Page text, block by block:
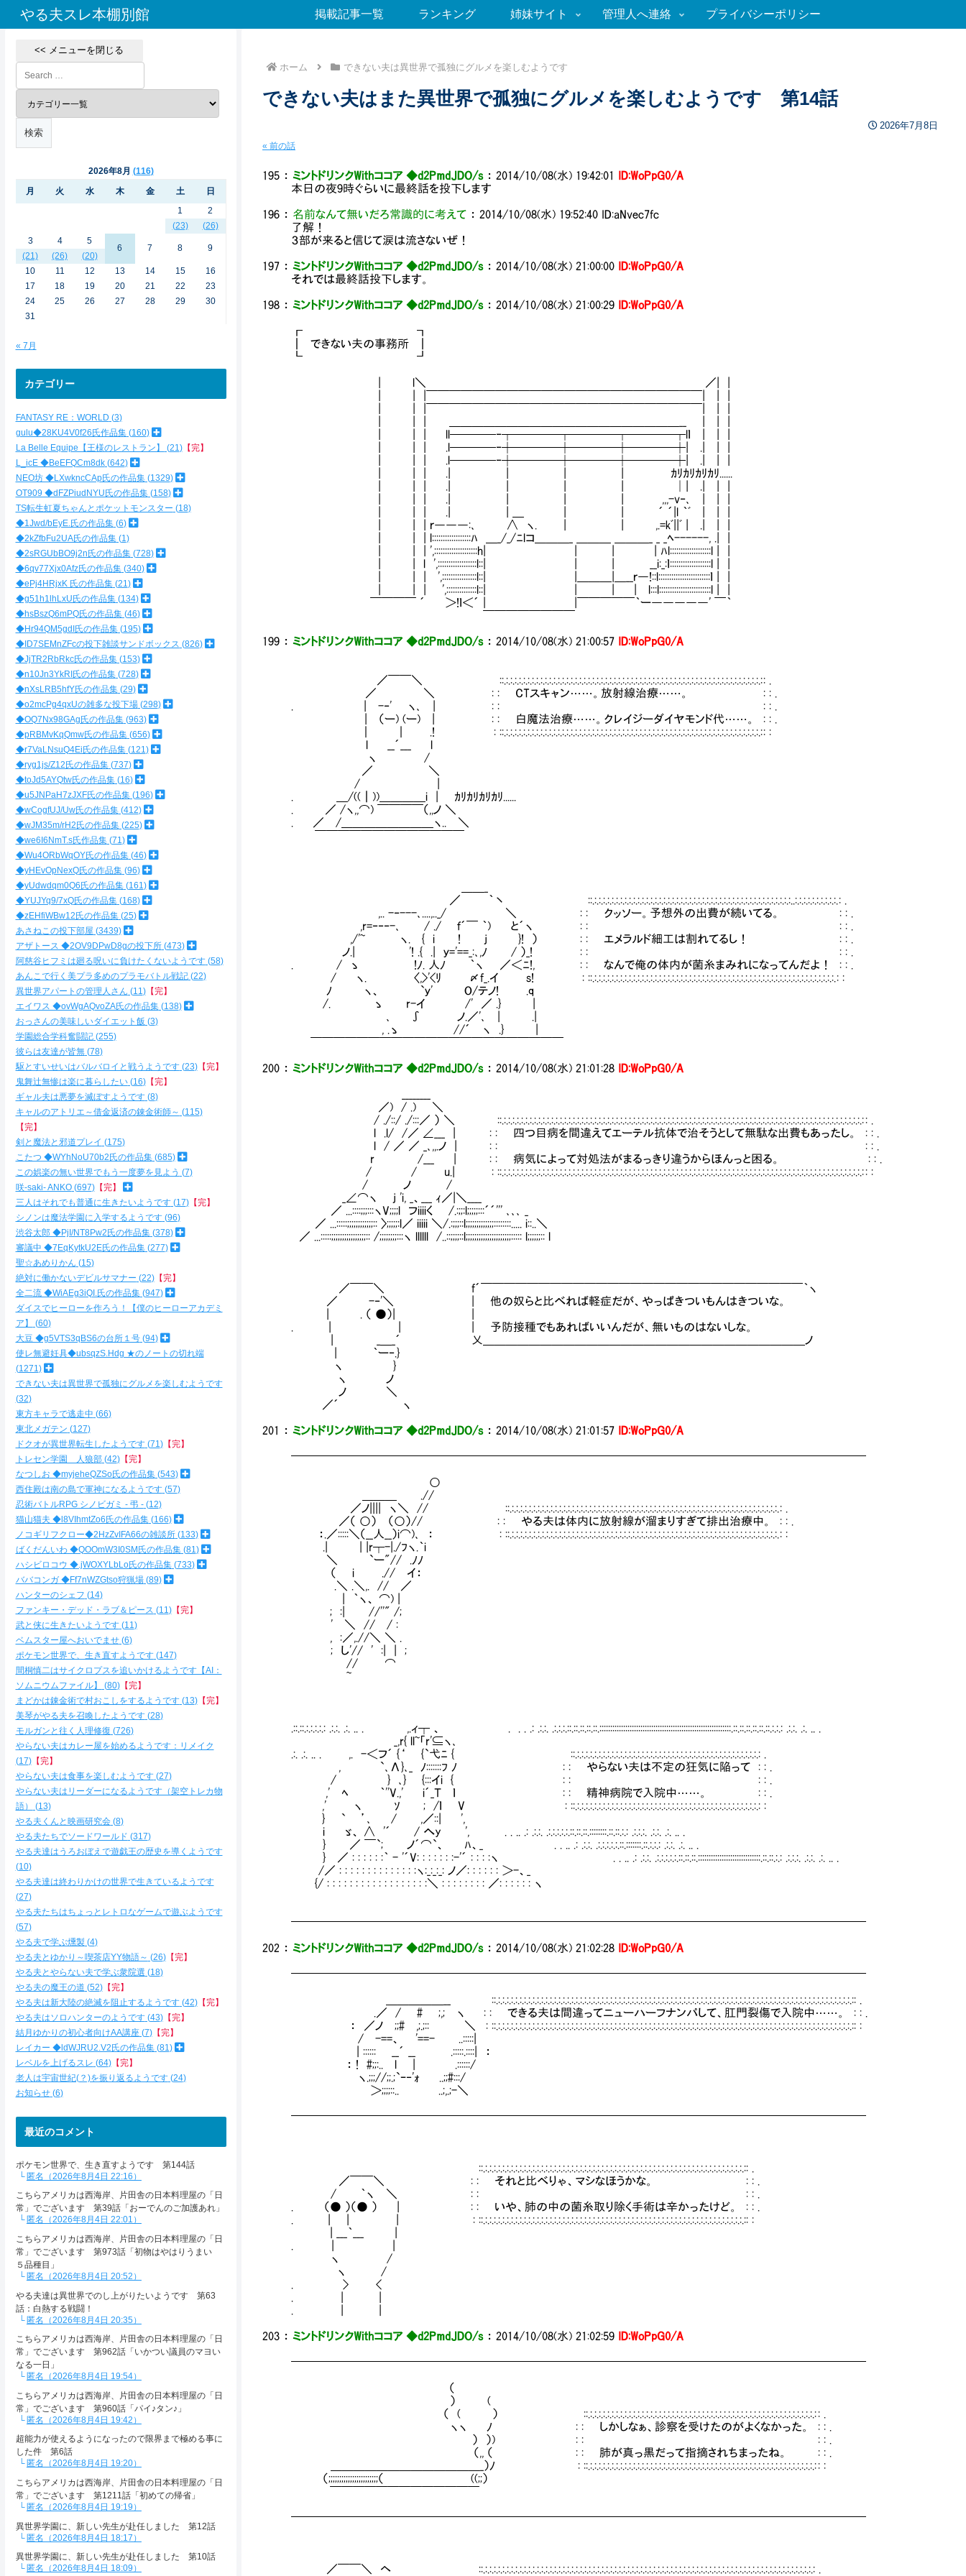
やる夫スレ本棚別館 掲載記事一覧 ランキング 姉妹サイト 管理人へ連絡 プライバシーポリシー
ホーム できない夫は異世界で孤独にグルメを楽しむようです
できない夫はまた異世界で孤独にグルメを楽しむようです 第14話
2026年7月8日
« 前の話
195 ： ミントドリンクWithココア ◆d2PmdJDO/s： 2014/10/08(水) 19:42:01
ID:WoPpG0/A
本日の夜9時ぐらいに最終話を投下します
196 ： 名前なんて無いだろ常識的に考えて ： 2014/10/08(水) 19:52:40 ID:aNvec7fc
了解！
３部が来ると信じて涙は流さないぜ！
197 ： ミントドリンクWithココア ◆d2PmdJDO/s： 2014/10/08(水) 21:00:00
ID:WoPpG0/A
それでは最終話投下します。
198 ： ミントドリンクWithココア ◆d2PmdJDO/s： 2014/10/08(水) 21:00:29 ID:WoPpG0/A
┏ ┓
┃ できない夫の事務所 ┃
┗ ┛
| l＼ ／| |
| | | ll────‐┬────┬────┬────┬lｌ | | |
| | | .l────‐┼────┼────┼────┼| .| | |
| | | .l────‐┼────┼────┼────┼| .| | |
| | | .| | | | ｶﾘｶﾘｶﾘｶﾘ......
| | | .| | | | ,,,-v‐､ | | |
| | | .| | ＿ | | ´ ´|l ｀ﾞ | | |
| | | ｒ―――:､ ∧ ヽ. | | ,.=kﾞ||ﾞ | .| | |
| | | l::::::::::::::::::ﾊ ＿_/_/ﾆlコ＿＿＿_ ＿＿＿ ＿＿＿_ _ _ﾍ------, .| |
| | | ',::::::::::::::::::::h| | | | ﾊl:::::::::::::::::::l | |
| | l ',::::::::::::::::::l::| | | __i:_:ｌ:::::::::::::::::::l | |
| | | ',::::::::::::::::l::| |＿＿＿|＿__ｒ―!::l::::::::::::::::::::::::ｌ | |
| | | ',::::::::::::::l::| | | | l:::l::::::::::::::::::::::::l | |
￣￣￣￣ ´ ＞!ｌ＜´ | |￣￣￣￣￣｀ー―――――' ￣｀
199 ： ミントドリンクWithココア ◆d2PmdJDO/s： 2014/10/08(水) 21:00:57 ID:WoPpG0/A
／￣￣＼ ::.:.:.:.:.:.:.:.:.:.:.:.:.:.:.:.:.:.:.:.:.:.:.:.:.:.:.:.:.:.:.:.:.:.:.:.:.:.:.:.:.:.:.:.:.:.:.:.:.:.:.:.:.:.:.:.:.:.:.:.: : .
／ ＼ : : CTスキャン……。放射線治療……。 : : .
. | -‐' ヽ､ | : : : : .
| （ー) (ー) | : : 白魔法治療……。クレイジーダイヤモンド代……。 : : .
｜ ｜ .! : ::.:.:.:.:.:.:.:.:.:.:.:.:.:.:.:.:.:.:.:.:.:.:.:.:.:.:.:.:.:.:.:.:.:.:.:.:.:.:.:.:.:.:.:.:.:.:.:.:.:.:.:.:.:.:.:.:.:.:.:.: : :
l __´___ l
ヽ /
／ ＼
/ |
. ＿/((┃))＿＿＿＿i | ｶﾘｶﾘｶﾘｶﾘ......
. ／ /ヽ,,⌒) ￣￣￣￣（,,ノ ＼
. ／ /＿＿＿＿＿＿＿＿ヽ.. ＼
／ ｀丶 ::.:.:.:.:.:.:.:.:.:.:.:.:.:.:.:.:.:.:.:.:.:.:.:.:.:.:.:.:.:.:.:.:.:.:.:.:.:.:.:.:.:.:.:.:.:.:..:.:.:.:.:.:.:.:.:.:. : .
,.. -‐---､....,.._/ ＼ : : クッソー。予想外の出費が続いてる。 : : .
,r=‐‐‐-､ / ./ ｆ´￣ ｀) と´ヽ : : : : .
,/'~ ヽ. { i ! j }! ） : : エメラルド細工は割れてるし！ : : .
ノ.| '! .{ .| ｙ='==_:､,ﾉ / ）_! : : : : .
. / ゝ !ﾉ. 人ﾉ ｀ヽ ／＜ﾆ!, : : なんで俺の体内が菌糸まみれになってんだよ！ : : .
/ ヽ. 〈,>'<ﾘ 〆f_.イ s! : ::.:.:.:.:.:.:.:.:.:.:.:.:.:.:.:.:.:.:.:.:.:.:.:.:.:.:.:.:.:.:.:.:.:.:.:.:.:.:.:.:.:.:.:.:.:.:.:.:.:.:.:.:.:.:.:.:. : :
ﾉ ヽ、 `ｙ' O/テノ! .q
/. ゝ r-イ /' ／ .} |
､ ∫ ノ.／'､ | .|
, .ゝ //´ ヽ .} |
200 ： ミントドリンクWithココア ◆d2PmdJDO/s： 2014/10/08(水) 21:01:28 ID:WoPpG0/A
／) / .) ＼
/ ./::/ ./:::／ ） ＼ ::.:.:.:.:.:.:.:.:.:.:.:.:.:.:.:.:.:.:.:.:.:.:.:.:.:.:.:.:.:.:.:.:.:.:.:.:.:.:.:.:.:.:.:.:.:.:.:.:.:.:.:.:.:.:.:.:.:.:.:.:.:.:.:.:.:.:.:.:.:.:.:.:.:.:.:.:.:.:.:.:.:.:.:.: : .
l .l/ /／ ∠___ | : : 四つ目病を間違えてエーテル抗体で治そうとして無駄な出費もあったし。 : : .
l / ／ ／ _､,,.ノ | : : : : .
r /___ | : : 病気によって対処法がまるっきり違うからほんっと困る。 : : .
/ / u.| : ::.:.:.:.:.:.:.:.:.:.:.:.:.:.:.:.:.:.:.:.:.:.:.:.:.:.:.:.:.:.:.:.:.:.:.:.:.:.:.:.:.:.:.:.:.:.:.:.:.:.:.:.:.:.:.:.:.:.:.:.:.:.:.:.:.:.:.:.:.:.:.:.:.:.:.:.:.:.:.:.:.:.:.:.: : :
/ ノ /
_∠⌒ヽ j 'i, _、___ ｨ／|＼____
／ ...::::;;;:::ヽV;;;;l フiiiiく /.:;;:l;;;;;:::´´''' ､､､ _
／ ...:::::;;;;;;;;;;;;:: 〉;;;;;:l／ iiiii ＼/.:;;;::l;;;;;;;;;;;;;::::::::..... i::..＼
／ ...:::::;;;;;;;;;;;;;;;;:: /;;;;;;;;:::ヽ llllll /..::;;;;::l;;;;;;;;;;;;;;;;;;;;;::::: l;;;;;;:: l
／￣￣＼ f´￣￣￣￣￣￣￣￣￣￣￣￣￣￣￣￣￣￣￣￣￣￣￣￣￣￣￣￣｀ヽ
／ -‐'＼ | 他の奴らと比べれば軽症だが、やっぱきついもんはきついな。
| . （ ●）| |
. | | | 予防接種でもあればいいんだが、無いものはないしな。
| _＿_´ 乂＿＿＿＿＿＿＿＿＿＿＿＿＿＿＿＿＿＿＿＿＿＿＿＿＿＿＿＿ノ
| ｀ー‐.}
ヽ }
ヽ ノ
ノ ＼
／´ ヽ
201 ： ミントドリンクWithココア ◆d2PmdJDO/s： 2014/10/08(水) 21:01:57 ID:WoPpG0/A
━━━━━━━━━━━━━━━━━━━━━━━━━━━━━━━━━━━━━━━━━━━━━━━━━━
○
＿＿＿ .//
／ノ|||| ヽ＼ // ::.:.:.:.:.:.:.:.:.:.:.:.:.:.:.:.:.:.:.:.:.:.:.:.:.:.:.:.:.:.:.:.:.:.:.:.:.:.:.:.:.:.:.:.:.:.:.:.:.:.:.:.:.:.:.:.:.:.:.:.:.:.:. : .
／（ ○） （○）// : : やる夫は体内に放射線が溜まりすぎて排出治療中。 : : .
：.／:::::＼（__人__）i⌒)､ ： : ::.:.:.:.:.:.:.:.:.:.:.:.:.:.:.:.:.:.:.:.:.:.:.:.:.:.:.:.:.:.:.:.:.:.:.:.:.:.:.:.:.:.:.:.:.:.:.:.:.:.:.:.:.:.:.:.:.:.:.:.:.:.:. : :
.| | |r┬-|./ﾌヽ.｀i
＼ `ー"// .ﾉﾉ
（ i .// イ：
.＼ .＼,. // ／
| ｀ヽ、 ⌒) |
; :| //''" /;
' ＼ // / :
, :／,.//＼ ＼ .
; し'// ' :| | ;
// ⌒
~
.::.::.:.:.:.:.: .:.:. .:. .. . ,.ィ┬ 、 . . . .: .:.:. .:.:.:.::.::.::.::.::.:::::::::::::::::::::::::::::::::::::::::::::::::::::::::::::.::.::.::.::.::.::.:.:.: .:.:. .:. .. .
_,r{ ll~「r'⊆ヽ､
.:. .:. .. . ,. -＜フ´ {‘ {`弋ﾆ { ::.:.:.:.:.:.:.:.:.:.:.:.:.:.:.:.:.:.:.:.:.:.:.:.:.:.:.:.:.:.:.:.:.:.:.:.:.:.:.:.:.:.:.: .
, `､Λ}､_ ﾉ:::::::ﾌ ﾉ : : やらない夫は不定の狂気に陥って : : .
/ } ､} {:::イi { : : : : .
,' ﾍ ｀''V.,' i´_Ｔ ｌ : : 精神病院で入院中……。 : : .
,' ヽ ｿ ; /ｌ V : ::.:.:.:.:.:.:.:.:.:.:.:.:.:.:.:.:.:.:.:.:.:.:.:.:.:.:.:.:.:.:.:.:.:.:.:.:.:.:.:.:.:.:.: :
} ` ’､ / ,／::| ',
i ゞ、 ∧ '´ / へy ', . . .. .: .:.:. .:.:.:.:.:.::.::.::.::::::::.::.::.:.: .:.:.:. .:.:. .:. .. .
} ／ ￣`; ノ´⌒`、 ﾊ、_ . . .. .: .:.:. .:.:.:.:.:.::.:::::::.::.:.:.: .:.:. .:. .. .
} ／ : : : : : :｀ - '´V: : : : : : :-'´ : : : :ヽ . . .. .: .:.:. .:.:.:.:.:.::.::.::.:::::::::::::::::::::::::::::.::.::.:.: .:.:.:. .:.:. .:. .. .
/／ : : : : : : : : : : : : : :ヽ:_:_:_: ノ／: : : : : : ＞-、_
{/ : : : : : : : : : : : : : : : : : :＼ : : : : : : : : ／: : : : : : ヽ
━━━━━━━━━━━━━━━━━━━━━━━━━━━━━━━━━━━━━━━━━━━━━━━━━━
202 ： ミントドリンクWithココア ◆d2PmdJDO/s： 2014/10/08(水) 21:02:28 ID:WoPpG0/A
━━━━━━━━━━━━━━━━━━━━━━━━━━━━━━━━━━━━━━━━━━━━━━━━━━
＿＿＿＿＿__ ::.:.:.:.:.:.:.:.:.:.:.:.:.:.:.:.:.:.:.:.:.:.:.:.:.:.:.:.:.:.:.:.:.:.:.:.:.:.:.:.:.:.:.:.:.:.:.:.:.:.:.:.:.:.:.:.:.:.:.:.:.:.:.:.:.:.:.:.:.:.:.:.:.:.:.:.:.:.:.:.:.:.:.:: .
.／ / # ;,; ヽ : : できる夫は間違ってニューハーフナンパして、肛門裂傷で入院中……。 : : .
： ／ノ ;;# ,;.;:: ＼ : ::.:.:.:.:.:.:.:.:.:.:.:.:.:.:.:.:.:.:.:.:.:.:.:.:.:.:.:.:.:.:.:.:.:.:.:.:.:.:.:.:.:.:.:.:.:.:.:.:.:.:.:.:.:.:.:.:.:.:.:.:.:.:.:.:.:.:.:.:.:.:.:.:.:.:.:.:.:.:.:.:.:.:.:: :
/ -==、 '==- ..:::::|
| :::::: __´ __ .:::::.::::| ：
： ! #;;:.. l | .::::::/
ヽ.;;;//;;.;`ｰ‐'ｫ ..;;#:::/
＞;;;;::.. ..;,.;-＼
━━━━━━━━━━━━━━━━━━━━━━━━━━━━━━━━━━━━━━━━━━━━━━━━━━
::.:.:.:.:.:.:.:.:.:.:.:.:.:.:.:.:.:.:.:.:.:.:.:.:.:.:.:.:.:.:.:.:.:.:.:.:.:.:.:.:.:.:.:.:.:.:.:.:.:.:.:.:.:.:.:.:.:.:.:.:.:: .
／￣￣＼ : : それと比べりゃ、マシなほうかな。 : : .
/ ｀ヽ ＼ : : : : .
. （● ）（● ） | : : いや、肺の中の菌糸取り除く手術は辛かったけど。 : : .
. | | | : ::.:.:.:.:.:.:.:.:.:.:.:.:.:.:.:.:.:.:.:.:.:.:.:.:.:.:.:.:.:.:.:.:.:.:.:.:.:.:.:.:.:.:.:.:.:.:.:.:.:.:.:.:.:.:.:.:.:.:.:.:.:: :
| ___｀___ |
ヽ /
ヽ /
. > <
203 ： ミントドリンクWithココア ◆d2PmdJDO/s： 2014/10/08(水) 21:02:59 ID:WoPpG0/A
━━━━━━━━━━━━━━━━━━━━━━━━━━━━━━━━━━━━━━━━━━━━━━━━━━
（
） (
（ ( ） ::.:.:.:.:.:.:.:.:.:.:.:.:.:.:.:.:.:.:.:.:.:.:.:.:.:.:.:.:.:.:.:.:.:.:.:.:.:.:.:.:.:.:.:.:.:.:.:.:.:.:.:.:.: : .
ヽヽ ﾉ : : しかしなぁ、診察を受けたのがよくなかった。 : : .
） ）) : : : : .
（,, （ : : 肺が真っ黒だって指摘されちまったね。 : : .
＿＿＿＿＿＿＿＿＿＿＿＿＿_）ﾉ : ::.:.:.:.:.:.:.:.:.:.:.:.:.:.:.:.:.:.:.:.:.:.:.:.:.:.:.:.:.:.:.:.:.:.:.:.:.:.:.:.:.:.:.:.:.:.:.:.:.:.:.:.:.: : :
（;;;;;;;;;;;;;;;;;;;;;;;（ ((;;）
━━━━━━━━━━━━━━━━━━━━━━━━━━━━━━━━━━━━━━━━━━━━━━━━━━
／￣￣＼ ヘ ::.:.:.:.:.:.:.:.:.:.:.:.:.:.:.:.:.:.:.:.:.:.:.:.:.:.:.:.:.:.:.:.:.:.:.:.:.:.:.:.:.:.:.:.:.:.:.:.:.:.:.:.:.:.:.:.:.:.:.:.:.:.:.:.:.:.:.:.:.:.:.:.:.:.:.:.:.: .
<< メニューを閉じる
2026年8月
116
月
火 水 木 金 土
日
1
(23)
2
(26)
3
(21)
4
(26)
5
(20)
6 7 8 9
10 11 12 13 14 15
16
17
18 19 20 21 22
23
24
25 26 27 28 29
30
31
« 7月
カテゴリー
FANTASY RE：WORLD 3
gulu◆28KU4V0f26氏作品集 160
La Belle Equipe【王様のレストラン】
21 【完】
L_icE ◆BeEFQCm8dk 642
NEO坊 ◆LXwkncCAp氏の作品集 1329
OT909 ◆dFZPiudNYU氏の作品集 158
TS転生虹夏ちゃんとポケットモンスター 18
◆1Jwd/bEyE.氏の作品集 6
◆2kZfbFu2UA氏の作品集 1
◆2sRGUbBO9j2n氏の作品集 728
◆6qv77Xjx0Afz氏の作品集 340
◆ePj4HRjxK 氏の作品集 21
◆g51h1lhLxU氏の作品集 134
◆hsBszQ6mPQ氏の作品集 46
◆Hr94QM5gdI氏の作品集 195
◆ID7SEMnZFcの投下雑談サンドボックス 826
◆JjTR2RbRkc氏の作品集 153
◆n10Jn3YkRI氏の作品集 728
◆nXsLRB5hfY氏の作品集 29
◆o2mcPg4qxUの雑多な投下場 298
◆OQ7Nx98GAg氏の作品集 963
◆pRBMvKqQmw氏の作品集 656
◆r7VaLNsuQ4Ei氏の作品集 121
◆ryg1js/Z12氏の作品集 737
◆toJd5AYQtw氏の作品集 16
◆u5JNPaH7zJXF氏の作品集 196
◆wCogfUJ/Uw氏の作品集 412
◆wJM35m/rH2氏の作品集 225
◆we6I6NmT.s氏作品集 71
◆Wu4ORbWqOY氏の作品集 46
◆yHEvOpNexQ氏の作品集 96
◆yUdwdqm0Q6氏の作品集 161
◆YUJYq9/7xQ氏の作品集 168
◆zEHfiWBw12氏の作品集 25
あさねこの投下部屋 3439
アザトース ◆2OV9DPwD8gの投下所 473
阿慈谷ヒフミは廻る呪いに負けたくないようです 58
あんこで行く美プラ多めのプラモバトル戦記 22
異世界アパートの管理人さん 11 【完】
エイワス ◆ovWgAQvoZA氏の作品集 138
おっさんの美味しいダイエット飯 3
学園総合学科奮闘記 255
彼らは友達が皆無 78
駆とすいせいはバルバロイと戦うようです 23 【完】
鬼舞辻無惨は楽に暮らしたい 16 【完】
ギャル夫は悪夢を滅ぼすようです 8
キャルのアトリエ～借金返済の錬金術師～
115
【完】
剣と魔法と邪道プレイ
175
こたつ ◆WYhNoU70b2氏の作品集 685
この娯楽の無い世界でもう一度夢を見よう
7
咲-saki- ANKO 697 【完】
三人はそれでも普通に生きたいようです 17 【完】
シノンは魔法学園に入学するようです 96
渋谷太郎 ◆PjI/NT8Pw2氏の作品集 378
審議中 ◆7EqKytkU2E氏の作品集 277
聖☆あめりかん 15
絶対に働かないデビルサマナー 22 【完】
全二流 ◆WiAEg3iQI.氏の作品集 947
ダイスでヒーローを作ろう！【僕のヒーローアカデミ
ア】
60
大豆 ◆g5VTS3qBS6の台所１号 94
使レ無避妊具◆ubsqzS.Hdg ★のノートの切れ端
1271
できない夫は異世界で孤独にグルメを楽しむようです
32
東方キャラで逃走中 66
東北メガテン 127
ドクオが異世界転生したようです 71 【完】
トレセン学園 人狼部 42 【完】
なつしお ◆myjeheQZSo氏の作品集 543
西住殿は南の島で軍神になるようです 57
忍術バトルRPG シノビガミ - 弔 - 12
猫山猫夫 ◆l8VIhmtZo6氏の作品集 166
ノコギリフクロー◆2HzZvIFA66の雑談所 133
ばくだんいわ ◆QOOmW3I0SM氏の作品集 81
ハシビロコウ ◆.jWOXYLbLo氏の作品集 733
ババコンガ ◆Ff7nWZGtso狩猟場 89
ハンターのシェフ 14
ファンキー・デッド・ラブ＆ピース 11 【完】
武と侠に生きたいようです 11
ベムスター屋へおいでませ 6
ポケモン世界で、生き直すようです 147
間桐慎二はサイクロプスを追いかけるようです【AI：
ソムニウムファイル】
80 【完】
まどかは錬金術で村おこしをするようです 13 【完】
美琴がやる夫を召喚したようです 28
モルガンと往く人理修復 726
やらない夫はカレー屋を始めるようです：リメイク
17 【完】
やらない夫は食事を楽しむようです 27
やらない夫はリーダーになるようです（架空トレカ物
語）
13
やる夫くんと映画研究会 8
やる夫たちでソードワールド 317
やる夫達はうろおぼえで遊戯王の歴史を導くようです
10
やる夫達は終わりかけの世界で生きているようです
27
やる夫たちはちょっとレトロなゲームで遊ぶようです
57
やる夫で学ぶ燻製 4
やる夫とゆかり～喫茶店YY物語～
26 【完】
やる夫とやらない夫で学ぶ衆院選 18
やる夫の魔王の道 52 【完】
やる夫は新大陸の絶滅を阻止するようです 42 【完】
やる夫はソロハンターのようです 43 【完】
結月ゆかりの初心者向けAA講座 7 【完】
レイカー ◆ldWJRU2.V2氏の作品集 81
レベルを上げるスレ 64 【完】
老人は宇宙世紀(？)を振り返るようです 24
お知らせ 6
最近のコメント
ポケモン世界で、生き直すようです 第144話
匿名（2026年8月4日 22:16）
こちらアメリカは西海岸、片田舎の日本料理屋の「日
常」でございます 第39話「おーでんのご加護あれ」
匿名（2026年8月4日 22:01）
こちらアメリカは西海岸、片田舎の日本料理屋の「日
常」でございます 第973話「初物はやはりうまい
５品種目」
匿名（2026年8月4日 20:52）
やる夫達は異世界でのし上がりたいようです 第63
話：白熱する戦闘！
匿名（2026年8月4日 20:35）
こちらアメリカは西海岸、片田舎の日本料理屋の「日
常」でございます 第962話「いかつい議員のマヨい
なる一日」
匿名（2026年8月4日 19:54）
こちらアメリカは西海岸、片田舎の日本料理屋の「日
常」でございます 第960話「パイ♪タン♪」
匿名（2026年8月4日 19:42）
超能力が使えるようになったので限界まで極める事に
した件 第6話
匿名（2026年8月4日 19:20）
こちらアメリカは西海岸、片田舎の日本料理屋の「日
常」でございます 第1211話「初めての帰省」
匿名（2026年8月4日 19:19）
異世界学園に、新しい先生が赴任しました 第12話
匿名（2026年8月4日 18:17）
異世界学園に、新しい先生が赴任しました 第10話
匿名（2026年8月4日 18:09）